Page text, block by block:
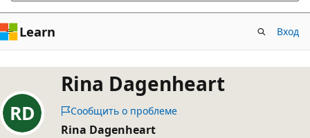
Learn Вход
Rina Dagenheart
Сообщить о проблеме
Rina Dagenheart